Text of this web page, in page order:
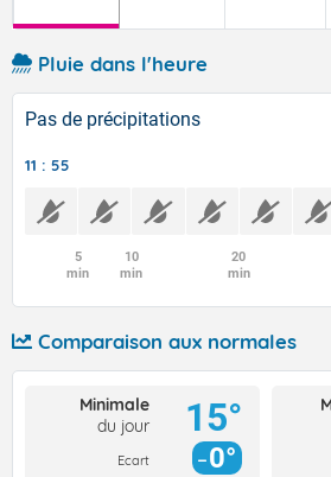
Pluie dans l'heure
Pas de précipitations
11 : 55
5
min
10
min
20
min
Comparaison aux normales
Minimale
du jour
Ecart
15°
0°